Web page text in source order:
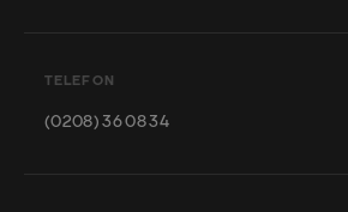
TELEFON
(0208) 36 08 34